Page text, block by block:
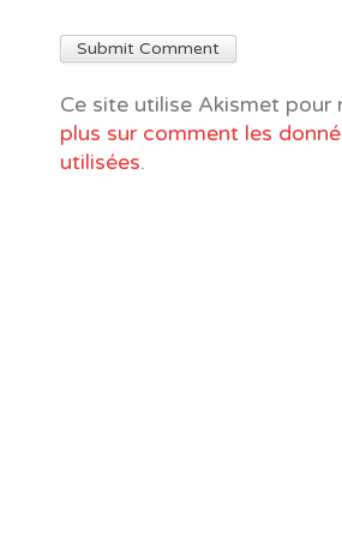
Ce site utilise Akismet pour
plus sur comment les
utilisées.